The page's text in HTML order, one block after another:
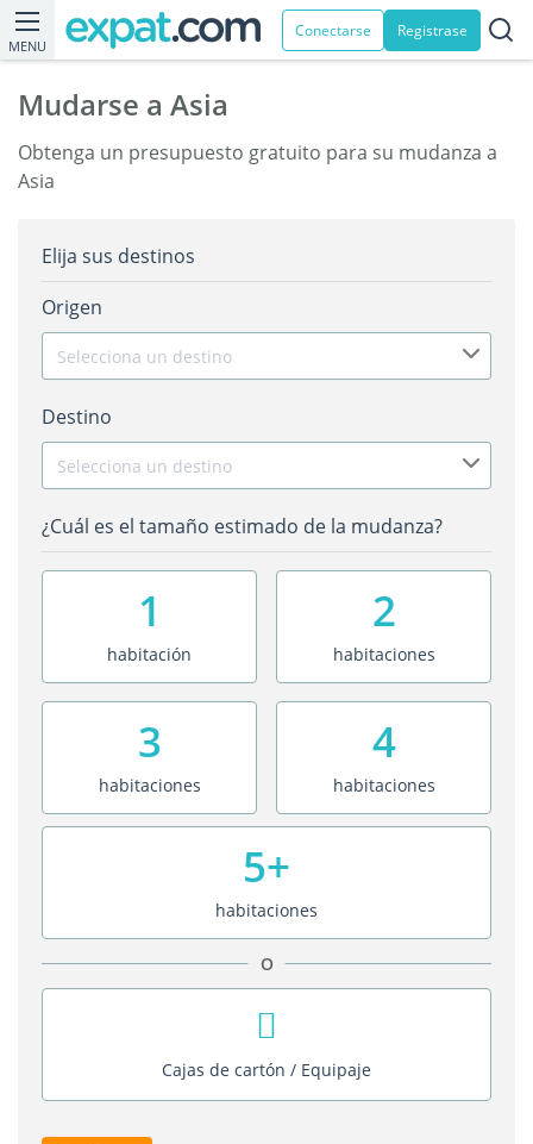
MENU
Conectarse Registrase
Mudarse a Asia
Obtenga un presupuesto gratuito para su mudanza a
Asia
Elija sus destinos
Origen
Selecciona un destino
Destino
Selecciona un destino
¿Cuál es el tamaño estimado de la mudanza?
1
habitación
2
habitaciones
3
habitaciones
4
habitaciones
5+
habitaciones
O
Cajas de cartón / Equipaje